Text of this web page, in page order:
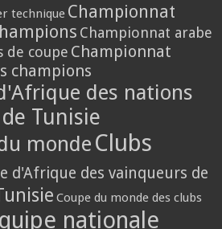
technique Championnat
Championnat arabe
de coupe Championnat
champions
des nations
Tunisie
monde Clubs
d'Afrique des vainqueurs de
Coupe du monde des clubs
nationale